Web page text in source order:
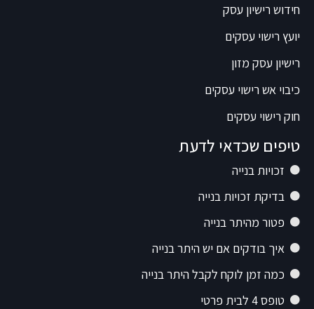
חידוש רישיון עסק
יועץ רישוי עסקים
רישיון עסק מזון
כיבוי אש רישוי עסקים
חוק רישוי עסקים
טיפים שכדאי לדעת
זכויות בנייה
בדיקת זכויות בנייה
פטור מהיתר בנייה
איך בודקים אם יש היתר בנייה
כמה זמן לוקח לקבל היתר בנייה
טופס 4 לבית פרטי